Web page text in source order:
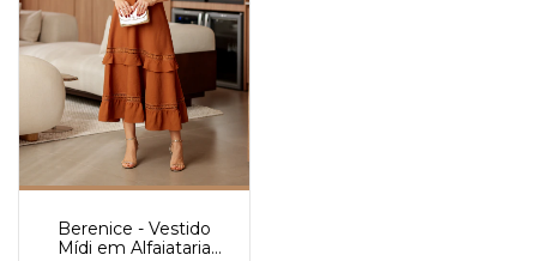
Berenice - Vestido
Mídi em Alfaiataria